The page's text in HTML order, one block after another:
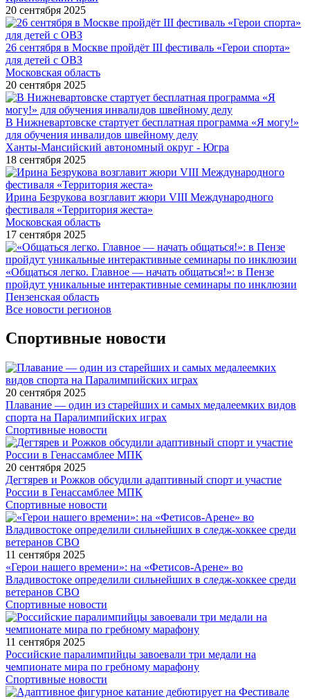
20 сентября 2025
26 сентября в Москве пройдёт III фестиваль «Герои спорта»
для детей с ОВЗ
Московская область
20 сентября 2025
В Нижневартовске стартует бесплатная программа «Я могу!»
для обучения инвалидов швейному делу
Ханты-Мансийский автономный округ - Югра
18 сентября 2025
Ирина Безрукова возглавит жюри VIII Международного
фестиваля «Территория жеста»
Московская область
17 сентября 2025
«Общаться легко. Главное — начать общаться!»: в Пензе
пройдут уникальные интерактивные семинары по инклюзии
Пензенская область
Все новости регионов
Спортивные новости
20 сентября 2025
Плавание — один из старейших и самых медалеемких видов
спорта на Паралимпийских играх
Спортивные новости
20 сентября 2025
Дегтярев и Рожков обсудили адаптивный спорт и участие
России в Генассамблее МПК
Спортивные новости
11 сентября 2025
«Герои нашего времени»: на «Фетисов-Арене» во
Владивостоке определили сильнейших в следж-хоккее среди
ветеранов СВО
Спортивные новости
11 сентября 2025
Российские паралимпийцы завоевали три медали на
чемпионате мира по гребному марафону
Спортивные новости